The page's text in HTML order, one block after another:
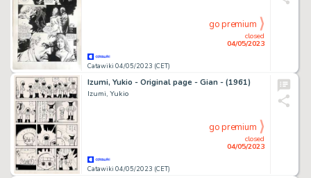
Catawiki 04/05/2023 (CET)
closed
04/05/2023
go premium
Izumi, Yukio - Original page - Gian - (1961)
Izumi, Yukio
Catawiki 04/05/2023 (CET)
closed
04/05/2023
go premium